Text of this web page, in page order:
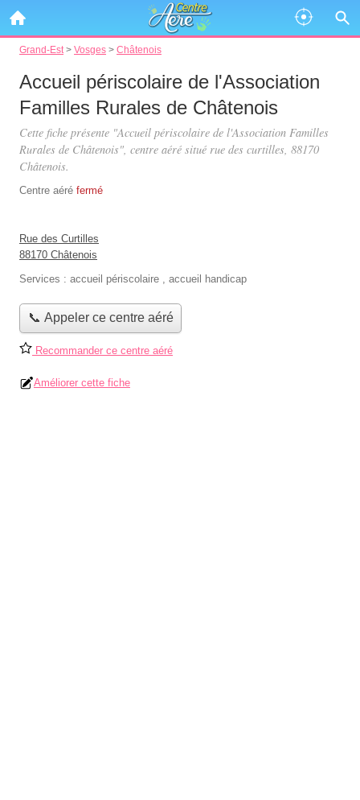
Grand-Est > Vosges > Châtenois
Accueil périscolaire de l'Association
Familles Rurales de Châtenois
Cette fiche présente "Accueil périscolaire de l'Association Familles
Rurales de Châtenois", centre aéré situé rue des curtilles, 88170
Châtenois.
Centre aéré fermé
Rue des Curtilles
88170 Châtenois
Services : accueil périscolaire , accueil handicap
📞 Appeler ce centre aéré
Recommander ce centre aéré
Améliorer cette fiche